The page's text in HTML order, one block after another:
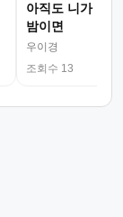
아직도 니가 그
밤이면
우이경
조회수 13